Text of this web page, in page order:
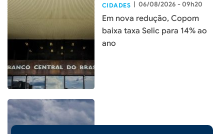
CIDADES 06/08/2026 - 09h20
Em nova redução, Copom
baixa taxa Selic para 14% ao
ano